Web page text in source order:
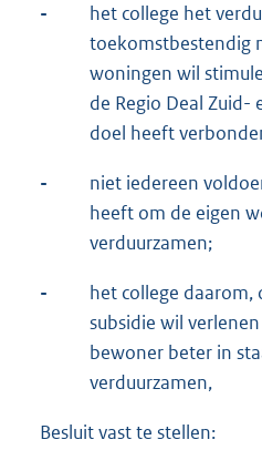
-
het college het
toekomstbestendig
woningen wil
de Regio Deal
doel heeft
-
niet iedereen
heeft om de eigen
verduurzamen;
-
het college daarom,
subsidie wil
bewoner beter in
verduurzamen,
Besluit vast te stellen: